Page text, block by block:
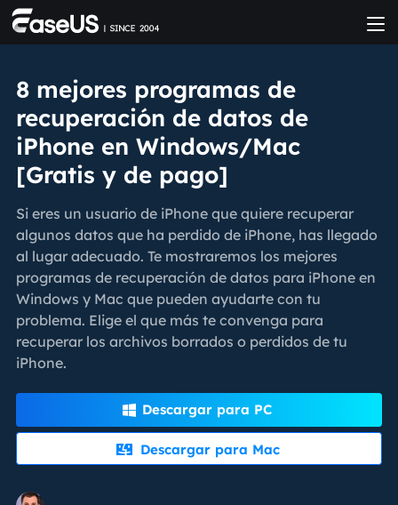
8 mejores programas de
recuperación de datos de
iPhone en Windows/Mac
[Gratis y de pago]
Si eres un usuario de iPhone que quiere recuperar
algunos datos que ha perdido de iPhone, has llegado
al lugar adecuado. Te mostraremos los mejores
programas de recuperación de datos para iPhone en
Windows y Mac que pueden ayudarte con tu
problema. Elige el que más te convenga para
recuperar los archivos borrados o perdidos de tu
iPhone.
 Descargar para PC
 Descargar para Mac